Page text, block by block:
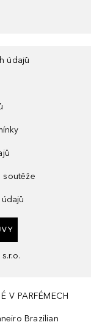
údajů
soutěže
V PARFÉMECH
Brazilian